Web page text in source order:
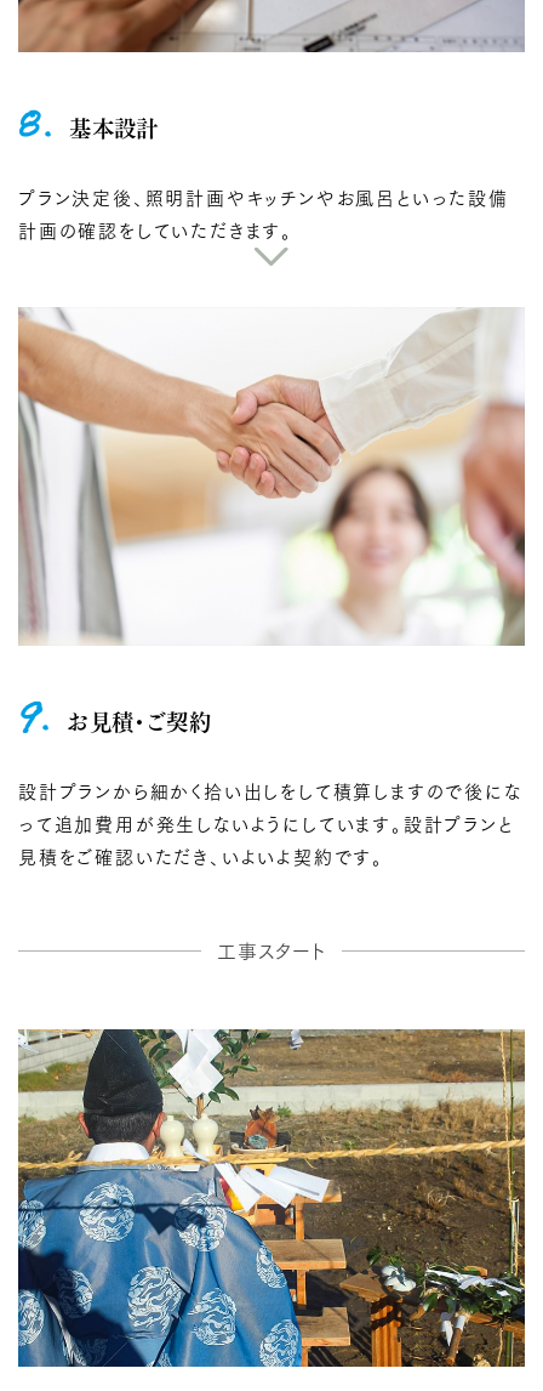
8.基本設計
プラン決定後、照明計画やキッチンやお風呂といった設備
計画の確認をしていただきます。
9. お見積・ご契約
設計プランから細かく拾い出しをして積算しますので後にな
って追加費用が発生しないようにしています。設計プランと
見積をご確認いただき、いよいよ契約です。
工事スタート